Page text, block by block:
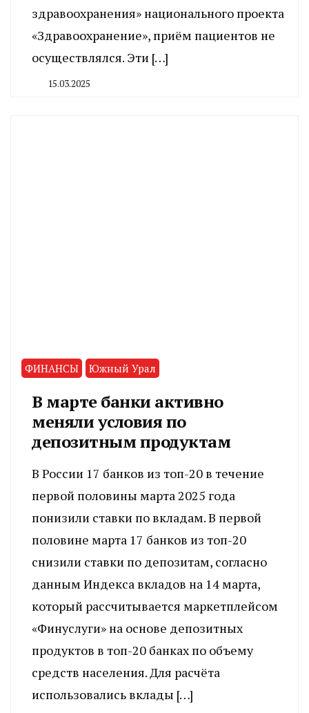
здравоохранения» национального проекта
«Здравоохранение», приём пациентов не
осуществлялся. Эти […]
15.03.2025
ФИНАНСЫ Южный Урал
В марте банки активно
меняли условия по
депозитным продуктам
В России 17 банков из топ-20 в течение
первой половины марта 2025 года
понизили ставки по вкладам. В первой
половине марта 17 банков из топ-20
снизили ставки по депозитам, согласно
данным Индекса вкладов на 14 марта,
который рассчитывается маркетплейсом
«Финуслуги» на основе депозитных
продуктов в топ-20 банках по объему
средств населения. Для расчёта
использовались вклады […]